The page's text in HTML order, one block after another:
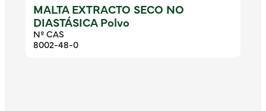
MALTA EXTRACTO SECO NO
DIASTÁSICA Polvo
Nº CAS
8002-48-0